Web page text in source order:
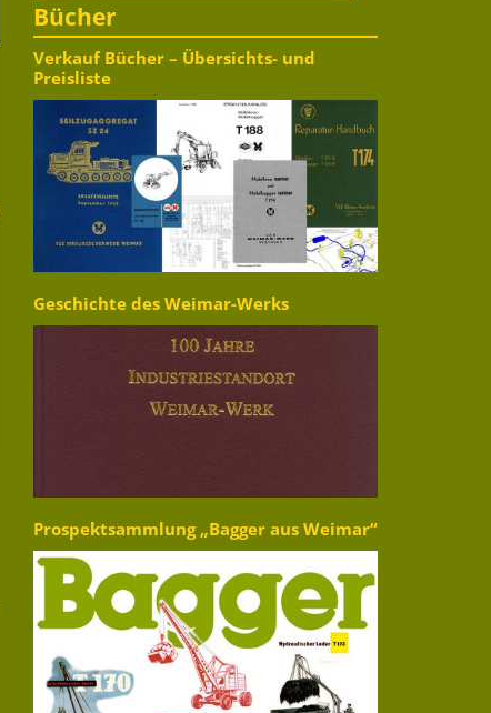
Bücher
Verkauf Bücher – Übersichts- und
Preisliste
Geschichte des Weimar-Werks
Prospektsammlung „Bagger aus Weimar“